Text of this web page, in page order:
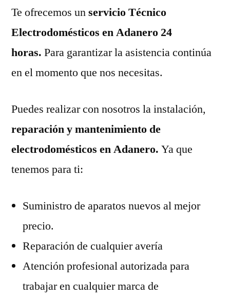
Te ofrecemos unservicio Técnico
Electrodomésticos en Adanero 24
horas. Para garantizar la asistencia continúa
en el momento que nos necesitas.
Puedes realizar con nosotros la instalación,
reparación y mantenimiento de
electrodomésticos en Adanero. Ya que
tenemos para ti:
Suministro de aparatos nuevos al mejor
precio.
Reparación de cualquier avería
Atención profesional autorizada para
trabajar en cualquier marca de